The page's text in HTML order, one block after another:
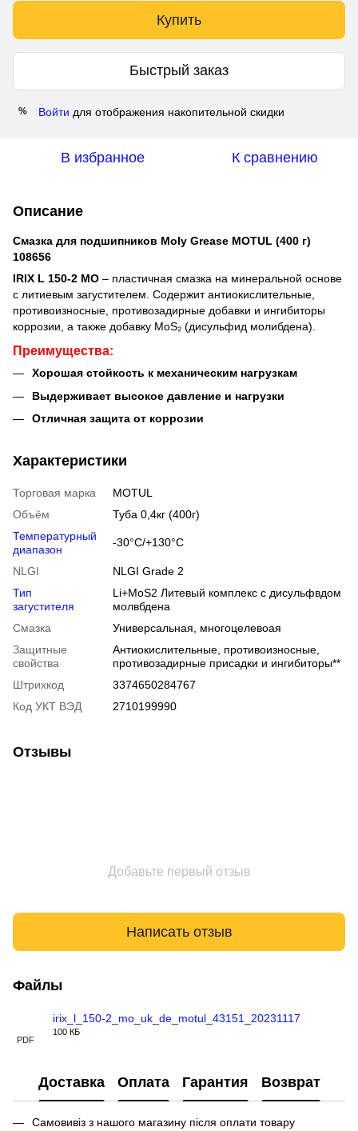
Купить
Быстрый заказ
% Войти для отображения накопительной скидки
В избранное К сравнению
Описание
Смазка для подшипников Moly Grease MOTUL (400 г)
108656
IRIX L 150-2 MO – пластичная смазка на минеральной основе
с литиевым загустителем. Содержит антиокислительные,
противоизносные, противозадирные добавки и ингибиторы
коррозии, а также добавку MoS₂ (дисульфид молибдена).
Преимущества:
Хорошая стойкость к механическим нагрузкам
Выдерживает высокое давление и нагрузки
Отличная защита от коррозии
Характеристики
Торговая марка
MOTUL
Объём
Туба 0,4кг (400г)
Температурный
диапазон
-30°C/+130°C
NLGI
NLGI Grade 2
Тип
загустителя
Li+MoS2 Литевый комплекс с дисульфвдом
молвбдена
Смазка
Универсальная, многоцелевоая
Защитные
свойства
Антиокислительные, противоизносные,
противозадирные присадки и ингибиторы**
Штрихкод
3374650284767
Код УКТ ВЭД
2710199990
Отзывы
Добавьте первый отзыв
Написать отзыв
Файлы
PDF
irix_l_150-2_mo_uk_de_motul_43151_20231117
100 КБ
Доставка Оплата Гарантия Возврат
Самовивіз з нашого магазину після оплати товару